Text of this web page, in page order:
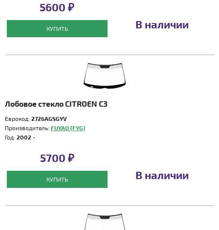
5600 ₽
КУПИТЬ В наличии
Лобовое стекло CITROEN C3
Еврокод: 2726AGSGYV
Производитель: FUYAO (FYG)
Год: 2002 -
5700 ₽
КУПИТЬ В наличии